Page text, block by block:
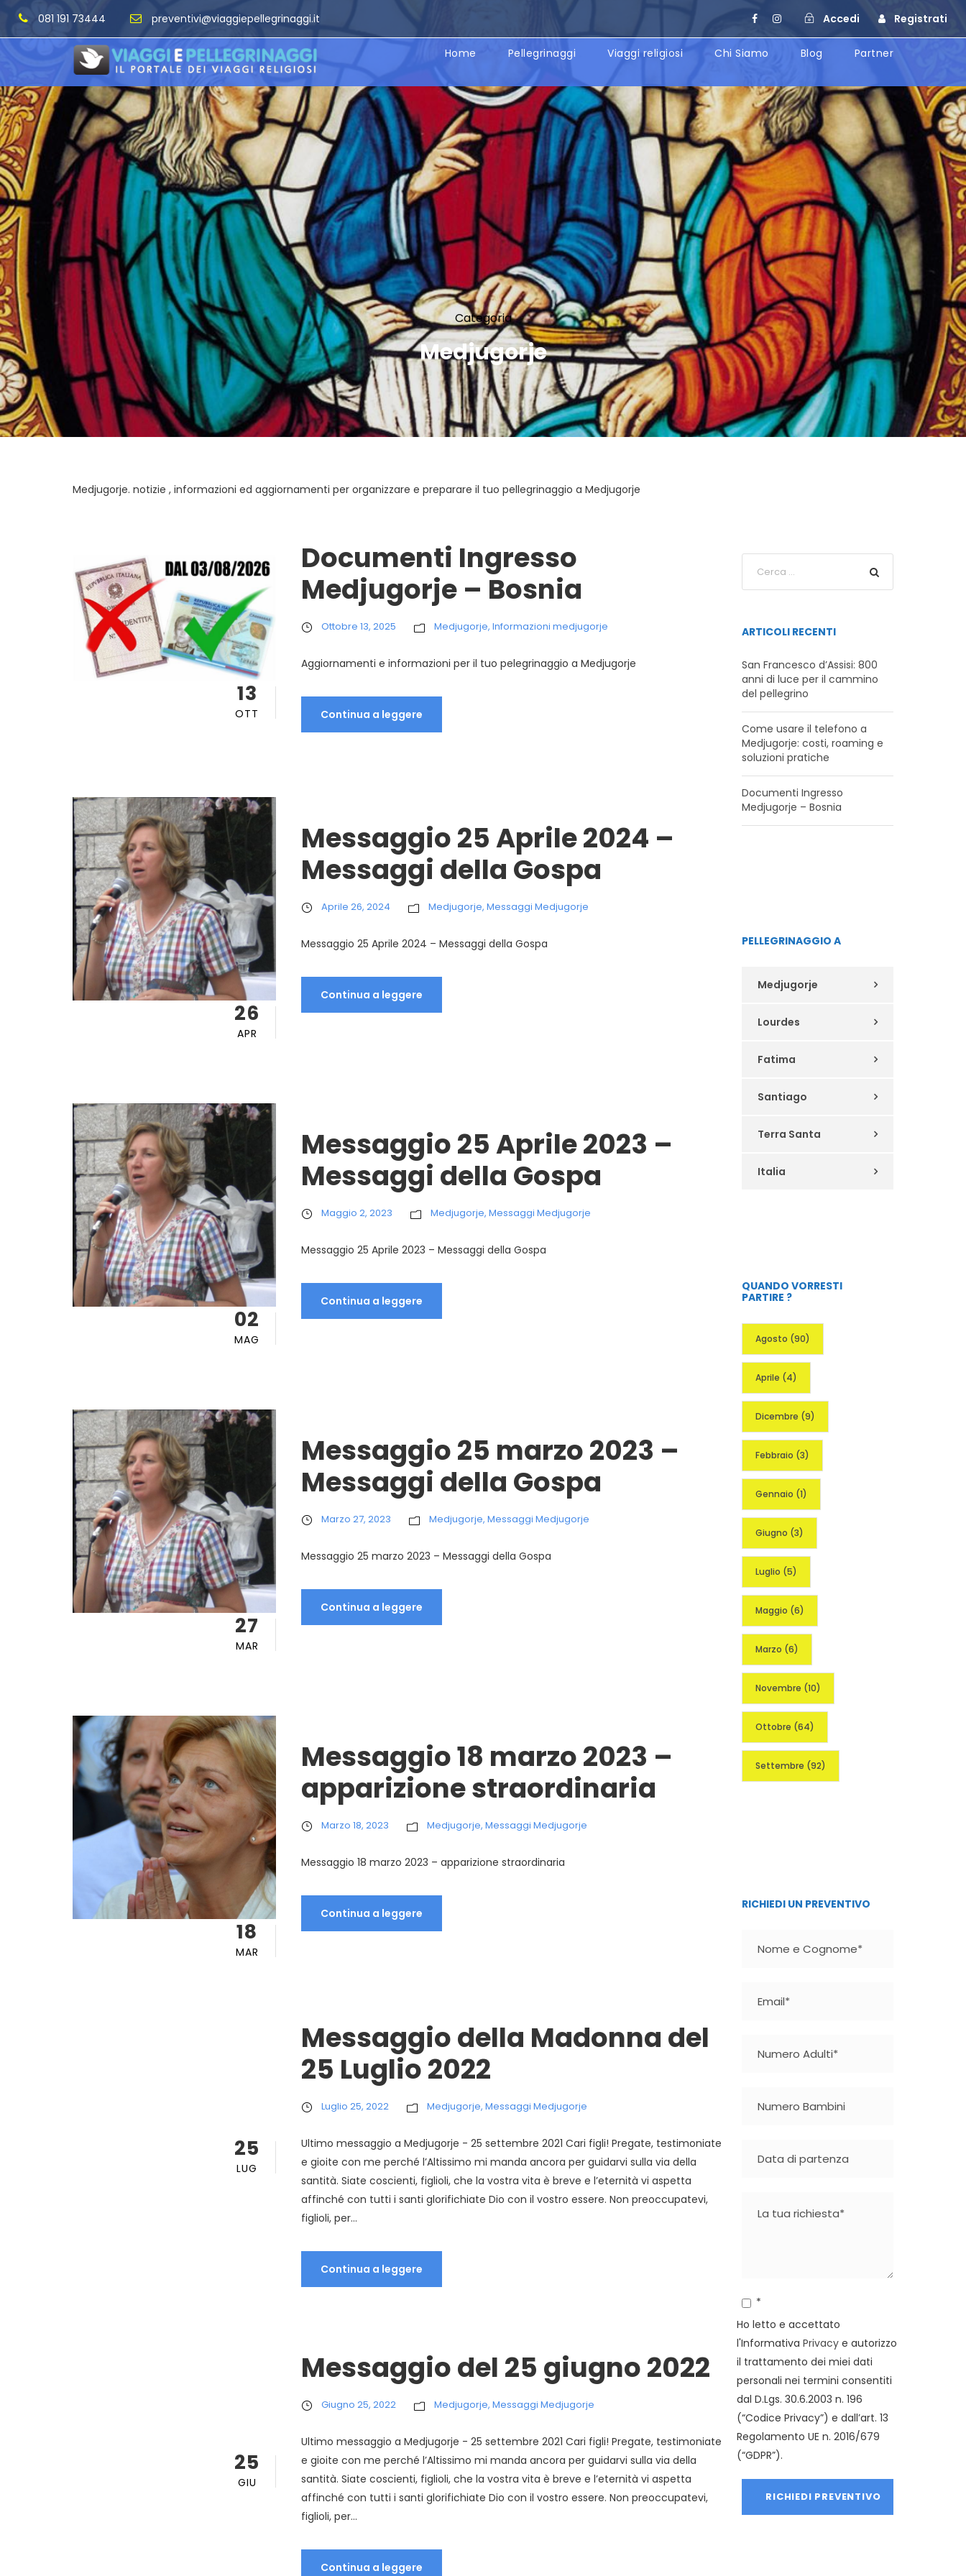
081 191 73444 preventivi@viaggiepellegrinaggi.it Accedi Registrati
Home Pellegrinaggi Viaggi religiosi Chi Siamo Blog Partner
Categoria
Medjugorje
Medjugorje. notizie , informazioni ed aggiornamenti per organizzare e preparare il tuo pellegrinaggio a Medjugorje
13
OTT
Documenti Ingresso
Medjugorje – Bosnia
Ottobre 13, 2025 Medjugorje, Informazioni medjugorje
Aggiornamenti e informazioni per il tuo pelegrinaggio a Medjugorje
Continua a leggere
26
APR
Messaggio 25 Aprile 2024 –
Messaggi della Gospa
Aprile 26, 2024 Medjugorje, Messaggi Medjugorje
Messaggio 25 Aprile 2024 – Messaggi della Gospa
Continua a leggere
02
MAG
Messaggio 25 Aprile 2023 –
Messaggi della Gospa
Maggio 2, 2023 Medjugorje, Messaggi Medjugorje
Messaggio 25 Aprile 2023 – Messaggi della Gospa
Continua a leggere
27
MAR
Messaggio 25 marzo 2023 –
Messaggi della Gospa
Marzo 27, 2023 Medjugorje, Messaggi Medjugorje
Messaggio 25 marzo 2023 – Messaggi della Gospa
Continua a leggere
18
MAR
Messaggio 18 marzo 2023 –
apparizione straordinaria
Marzo 18, 2023 Medjugorje, Messaggi Medjugorje
Messaggio 18 marzo 2023 – apparizione straordinaria
Continua a leggere
25
LUG
Messaggio della Madonna del
25 Luglio 2022
Luglio 25, 2022 Medjugorje, Messaggi Medjugorje
Ultimo messaggio a Medjugorje - 25 settembre 2021 Cari figli! Pregate, testimoniate
e gioite con me perché l’Altissimo mi manda ancora per guidarvi sulla via della
santità. Siate coscienti, figlioli, che la vostra vita è breve e l’eternità vi aspetta
affinché con tutti i santi glorifichiate Dio con il vostro essere. Non preoccupatevi,
figlioli, per...
Continua a leggere
25
GIU
Messaggio del 25 giugno 2022
Giugno 25, 2022 Medjugorje, Messaggi Medjugorje
Ultimo messaggio a Medjugorje - 25 settembre 2021 Cari figli! Pregate, testimoniate
e gioite con me perché l’Altissimo mi manda ancora per guidarvi sulla via della
santità. Siate coscienti, figlioli, che la vostra vita è breve e l’eternità vi aspetta
affinché con tutti i santi glorifichiate Dio con il vostro essere. Non preoccupatevi,
figlioli, per...
Continua a leggere
ARTICOLI RECENTI
San Francesco d’Assisi: 800
anni di luce per il cammino
del pellegrino
Come usare il telefono a
Medjugorje: costi, roaming e
soluzioni pratiche
Documenti Ingresso
Medjugorje – Bosnia
PELLEGRINAGGIO A
Medjugorje
Lourdes
Fatima
Santiago
Terra Santa
Italia
QUANDO VORRESTI
PARTIRE ?
Agosto (90)
Aprile (4)
Dicembre (9)
Febbraio (3)
Gennaio (1)
Giugno (3)
Luglio (5)
Maggio (6)
Marzo (6)
Novembre (10)
Ottobre (64)
Settembre (92)
RICHIEDI UN PREVENTIVO
*
Ho letto e accettato
l'InformativaPrivacy e autorizzo
il trattamento dei miei dati
personali nei termini consentiti
dal D.Lgs. 30.6.2003 n. 196
(“Codice Privacy”) e dall’art. 13
Regolamento UE n. 2016/679
(“GDPR”).